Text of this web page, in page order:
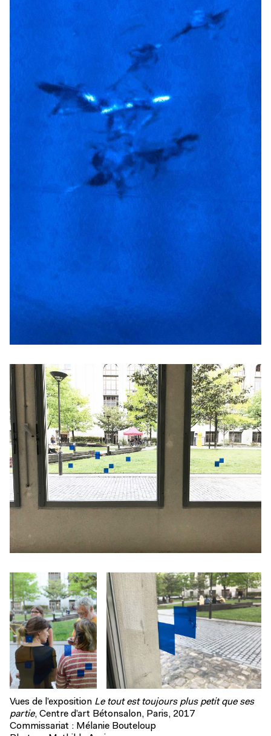
Vues de l’exposition Le tout est toujours plus petit que ses
partie, Centre d’art Bétonsalon, Paris, 2017
Commissariat : Mélanie Bouteloup